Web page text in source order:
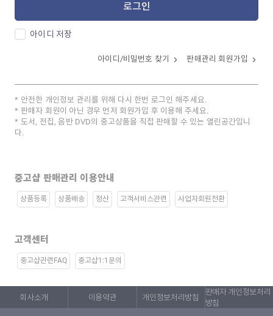
로그인
아이디 저장
아이디/비밀번호 찾기 판매관리 회원가입
안전한 개인정보 관리를 위해 다시 한번 로그인 해주세요.
판매자 회원이 아닌 경우 먼저 회원가입 후 이용해 주세요.
도서, 전집, 음반 DVD의 중고상품을 직접 판매할 수 있는 열린공간입니
다.
중고샵 판매관리 이용안내
상품등록 상품배송 정산 고객서비스관련 사업자회원전환
고객센터
중고샵관련FAQ 중고샵1:1문의
회사소개 이용약관 개인정보처리방침
판매자 개인정보처리
방침